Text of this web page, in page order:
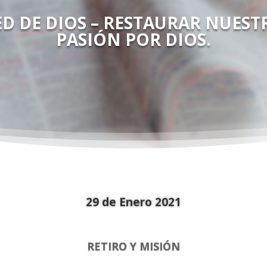
DE DIOS – RESTAURAR
PASIÓN POR DIOS.
29 de Enero 2021
RETIRO Y MISIÓN